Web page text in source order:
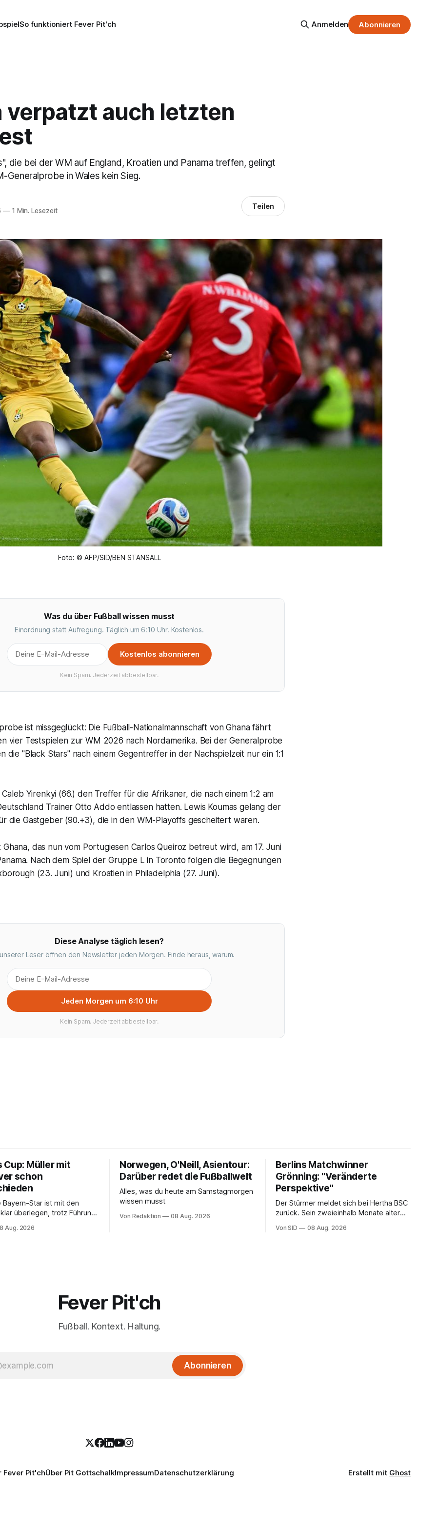
So funktioniert Fever Pit'ch Anmelden Abonnieren
verpatzt auch letzten
die bei der WM auf England, Kroatien und Panama treffen, gelingt
Generalprobe in Wales kein Sieg.
—1 Min. Lesezeit Teilen
Foto: © AFP/SID/BEN STANSALL
Was du über Fußball wissen musst
Einordnung statt Aufregung. Täglich um 6:10 Uhr. Kostenlos.
Kostenlos abonnieren
Kein Spam. Jederzeit abbestellbar.
ist missgeglückt: Die Fußball-Nationalmannschaft von Ghana fährt
vier Testspielen zur WM 2026 nach Nordamerika. Bei der Generalprobe
die "Black Stars" nach einem Gegentreffer in der Nachspielzeit nur ein 1:1
Yirenkyi (66.) den Treffer für die Afrikaner, die nach einem 1:2 am
Trainer Otto Addo entlassen hatten. Lewis Koumas gelang der
die Gastgeber (90.+3), die in den WM-Playoffs gescheitert waren.
das nun vom Portugiesen Carlos Queiroz betreut wird, am 17. Juni
Nach dem Spiel der Gruppe L in Toronto folgen die Begegnungen
(23. Juni) und Kroatien in Philadelphia (27. Juni).
Diese Analyse täglich lesen?
Leser öffnen den Newsletter jeden Morgen. Finde heraus, warum.
Jeden Morgen um 6:10 Uhr
Kein Spam. Jederzeit abbestellbar.
Cup: Müller mit
schon
Bayern-Star ist mit den
überlegen, trotz Führung
Aug. 2026
Norwegen, O'Neill, Asientour:
Darüber redet die Fußballwelt
Alles, was du heute am Samstagmorgen
wissen musst
Von Redaktion 08 Aug. 2026
Berlins Matchwinner
Grönning: "Veränderte
Perspektive"
Der Stürmer meldet sich bei Hertha BSC
zurück. Sein zweieinhalb Monate alter
Von SID 08 Aug. 2026
Fever Pit'ch
Fußball. Kontext. Haltung.
Abonnieren
Fever Pit'chÜber Pit GottschalkImpressumDatenschutzerklärung Erstellt mit Ghost